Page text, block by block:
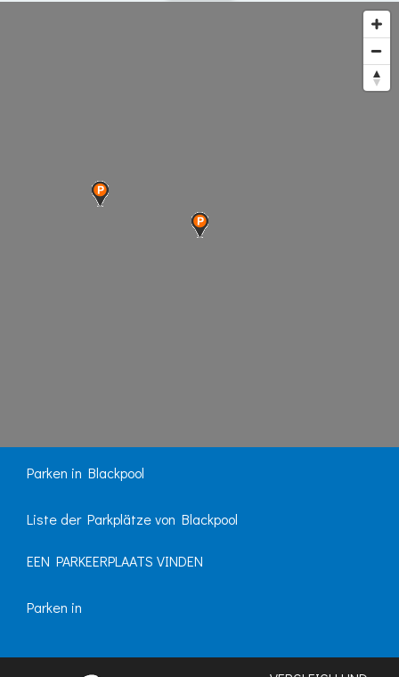
Parken in Blackpool
Liste der Parkplätze von Blackpool
EEN PARKEERPLAATS VINDEN
Parken in